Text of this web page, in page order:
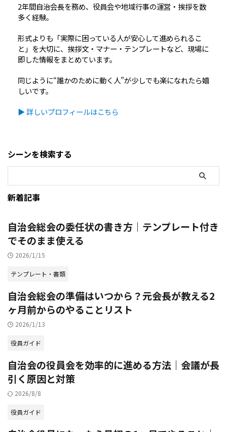
2年間自治会長を務め、役員会や地域行事の運営・挨拶を数
多く経験。
形式よりも「実際に困っている人が安心して進められるこ
と」を大切に、挨拶文・マナー・テンプレートなど、現場に
即した情報をまとめています。
同じように“誰かのために動く人”が少しでも楽になれたら嬉
しいです。
▶ 詳しいプロフィールはこちら
シーンを検索する
新着記事
自治会総会の委任状の書き方｜テンプレート付き
でそのまま使える
2026/1/15
テンプレート・書類
自治会総会の準備はいつから？元会長が教える2
ヶ月前からのやることリスト
2026/1/13
役員ガイド
自治会の役員会を効率的に進める方法｜会議が長
引く原因と対策
2026/8/8
役員ガイド